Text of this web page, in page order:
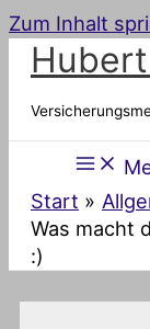
Zum Inhalt
Start
Was macht
:)